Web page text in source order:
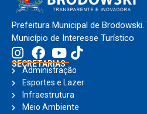
Prefeitura Municipal de Brodowski.
Município de Interesse Turístico
SECRETARIAS
Administração
Esportes e Lazer
Infraestrutura
Meio Ambiente